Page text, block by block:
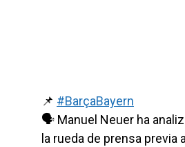
📌 #BarçaBayern
🗣 Manuel Neuer ha
la rueda de prensa previa